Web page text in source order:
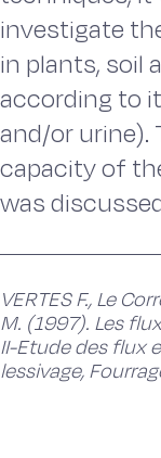
investigate
in plants, soil
according to
and/or
capacity of
was
VERTES F., Le
M. (1997). Les
II-Etude des flux
lessivage,